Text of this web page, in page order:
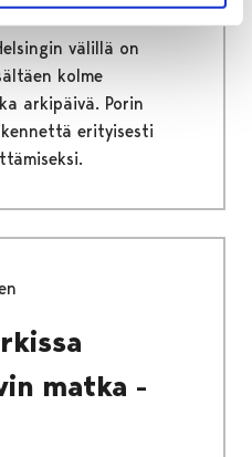
välillä on
kolme
arkipäivä. Porin
erityisesti
matka -